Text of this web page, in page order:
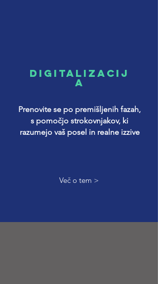
DIGITALIZACIJ
A
Prenovite se po premišljenih fazah,
s pomočjo strokovnjakov, ki
razumejo vaš posel in realne izzive
Več o tem >